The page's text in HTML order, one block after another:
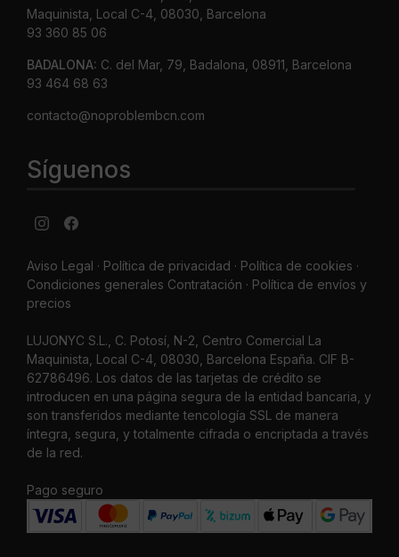
Maquinista, Local C-4, 08030, Barcelona
93 360 85 06
BADALONA: C. del Mar, 79, Badalona, 08911, Barcelona
93 464 68 63
contacto@noproblembcn.com
Síguenos
Aviso Legal · Política de privacidad · Política de cookies ·
Condiciones generales Contratación · Política de envíos y
precios
LUJONYC S.L., C. Potosí, N-2, Centro Comercial La
Maquinista, Local C-4, 08030, Barcelona España. CIF B-
62786496. Los datos de las tarjetas de crédito se
introducen en una página segura de la entidad bancaria, y
son transferidos mediante tencología SSL de manera
íntegra, segura, y totalmente cifrada o encriptada a través
de la red.
Pago seguro